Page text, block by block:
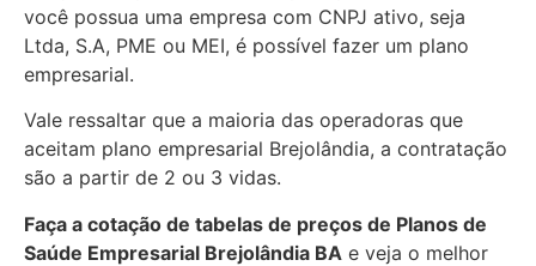
você possua uma empresa com CNPJ ativo, seja
Ltda, S.A, PME ou MEI, é possível fazer um plano
empresarial.
Vale ressaltar que a maioria das operadoras que
aceitam plano empresarial Brejolândia, a contratação
são a partir de 2 ou 3 vidas.
Faça a cotação de tabelas de preços de Planos de
Saúde Empresarial Brejolândia BA e veja o melhor